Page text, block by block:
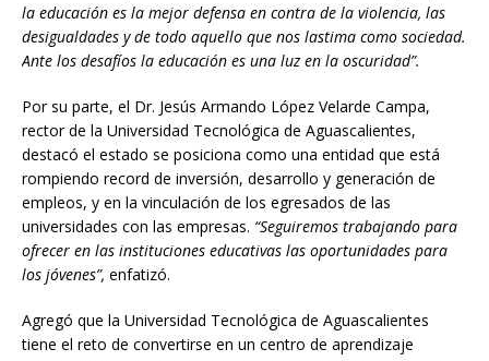
la educación es la mejor defensa en contra de la violencia, las
desigualdades y de todo aquello que nos lastima como sociedad.
Ante los desafíos la educación es una luz en la oscuridad”.
Por su parte, el Dr. Jesús Armando López Velarde Campa,
rector de la Universidad Tecnológica de Aguascalientes,
destacó el estado se posiciona como una entidad que está
rompiendo record de inversión, desarrollo y generación de
empleos, y en la vinculación de los egresados de las
universidades con las empresas. “Seguiremos trabajando para
ofrecer en las instituciones educativas las oportunidades para
los jóvenes”, enfatizó.
Agregó que la Universidad Tecnológica de Aguascalientes
tiene el reto de convertirse en un centro de aprendizaje